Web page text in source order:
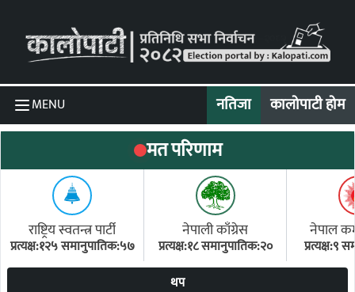
MENU नतिजा कालोपाटी होम
मत परिणाम
राष्ट्रिय स्वतन्त्र पार्टी
प्रत्यक्ष:१२५ समानुपातिक:५७
नेपाली काँग्रेस
प्रत्यक्ष:१८ समानुपातिक:२०
नेपाल
प्रत्यक्ष:९
थप